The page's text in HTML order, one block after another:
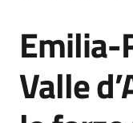
Novità
Salta al contenuto
Emilia-
Valle